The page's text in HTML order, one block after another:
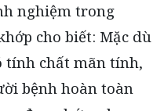
nghiệm trong
cho biết: Mặc dù
tính chất mãn tính,
bệnh hoàn toàn